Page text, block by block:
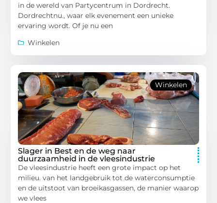
in de wereld van Partycentrum in Dordrecht.
Dordrechtnu., waar elk evenement een unieke
ervaring wordt. Of je nu een
Winkelen
Winkelen
Slager in Best en de weg naar
duurzaamheid in de vleesindustrie
De vleesindustrie heeft een grote impact op het
milieu. van het landgebruik tot de waterconsumptie
en de uitstoot van broeikasgassen, de manier waarop
we vlees